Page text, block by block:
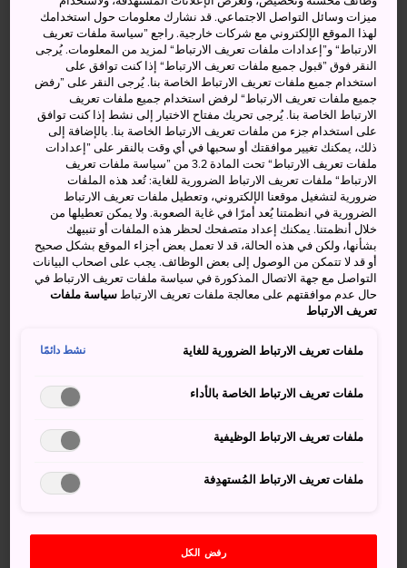
في انتظارك
اكتشف كيف كانت حياة الطبقة الثرية في إيسوين قبل مئات
السنين. وقد كانت تلك الحديقة الفاخرة مخصصة لأفراد الطبقة
العليا، أما اليوم فهي متاحة أمام الجمهور.
كيفية الوصول
تقع حديقة إيسوين على بُعد 15 دقيقة سيرًا على الأقدام من
محطة كينتيتسو نارا.
وبالنسبة للزائرين الذين يستخدمون محطة نارا، يمكنهم الوصول
إلى الحديقة بواسطة الحافلة المتجهة إلى أوياماجوتاكو أو
كونيميداى-هاتشيشوميه من رصيف رقم 5 أو 6. ثم النزول في
ميزات وسائل التواصل الاجتماعي. قد نشارك معلومات حول استخدامك
لهذا الموقع الإلكتروني مع شركات خارجية. راجع ”سياسة ملفات تعريف
الارتباط“ و”إعدادات ملفات تعريف الارتباط“ لمزيد من المعلومات. يُرجى
النقر فوق ”قبول جميع ملفات تعريف الارتباط“ إذا كنت توافق على
استخدام جميع ملفات تعريف الارتباط الخاصة بنا. يُرجى النقر على ”رفض
جميع ملفات تعريف الارتباط“ لرفض استخدام جميع ملفات تعريف
الارتباط الخاصة بنا. يُرجى تحريك مفتاح الاختيار إلى نشط إذا كنت توافق
على استخدام جزء من ملفات تعريف الارتباط الخاصة بنا. بالإضافة إلى
ذلك، يمكنك تغيير موافقتك أو سحبها في أي وقت بالنقر على ”إعدادات
ملفات تعريف الارتباط“ تحت المادة 3.2 من ”سياسة ملفات تعريف
الارتباط“ ملفات تعريف الارتباط الضرورية للغاية: تُعد هذه الملفات
ضرورية لتشغيل موقعنا الإلكتروني، وتعطيل ملفات تعريف الارتباط
الضرورية في انظمتنا يُعد أمرًا في غاية الصعوبة. ولا يمكن تعطيلها من
خلال أنظمتنا. يمكنك إعداد متصفحك لحظر هذه الملفات أو تنبيهك
بشأنها، ولكن في هذه الحالة، قد لا تعمل بعض أجزاء الموقع بشكل صحيح
أو قد لا تتمكن من الوصول إلى بعض الوظائف. يجب على اصحاب البيانات
التواصل مع جهة الاتصال المذكورة في سياسة ملفات تعريف الارتباط في
حال عدم موافقتهم على معالجة ملفات تعريف الارتباطسياسة ملفات
تعريف الارتباط
ملفات تعريف الارتباط الضرورية للغاية نشط دائمًا
ملفات تعريف الارتباط الخاصة بالأداء
ملفات تعريف الارتباط الوظيفية
ملفات تعريف الارتباط المُستهدِفة
رفض الكل